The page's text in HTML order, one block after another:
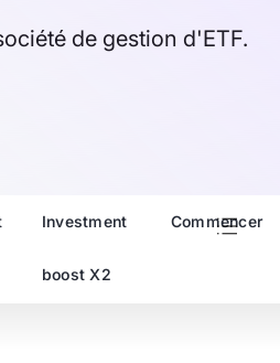
de gestion d'ETF.
Investment
boost X2
Commencer